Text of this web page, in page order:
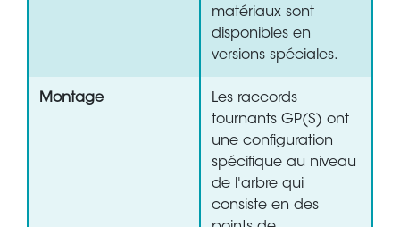
matériaux sont
disponibles en
versions spéciales.
Montage
Les raccords
tournants GP(S) ont
une configuration
spécifique au niveau
de l'arbre qui
consiste en des